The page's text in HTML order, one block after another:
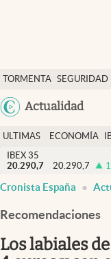
TORMENTA SEGURIDAD
Actualidad
Economía y finanzas
Política
Actualidad
Criptomonedas
España
ULTIMAS
NOTICIAS
ECONOMÍA
FINANZAS
IBEX 35
20.290,7
20.290,7
Cronista España
Recomendaciones
Los labiales